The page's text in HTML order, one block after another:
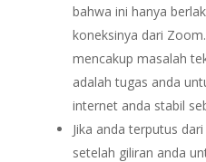
bahwa ini hanya
koneksinya dari
mencakup masalah
adalah tugas anda
internet anda stabil
Jika anda terputus
setelah giliran anda